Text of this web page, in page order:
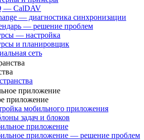
— CalDAV
— диагностика синхронизации
— решение проблем
— настройка
и планировщик
сеть
приложение
приложение
мобильного приложения
задач и блоков
приложение
приложение — решение проблем